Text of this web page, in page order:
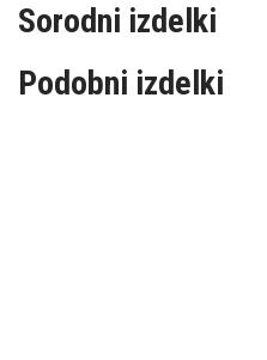
Sorodni izdelki
Podobni izdelki